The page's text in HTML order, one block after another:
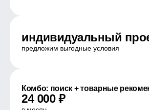
индивидуальный
предложим выгодные условия
Комбо: поиск + товарные
24 000 ₽